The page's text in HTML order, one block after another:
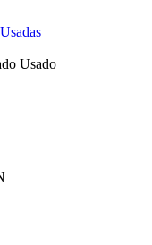
Usado